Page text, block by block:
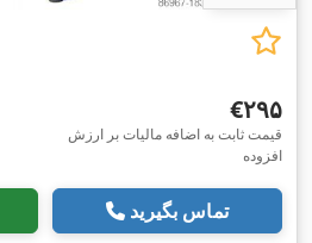
‎€۲۹۵
قیمت ثابت به اضافه مالیات بر ارزش
افزوده
تماس بگیرید